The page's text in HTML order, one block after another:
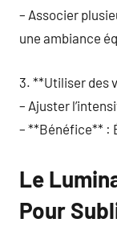
– Associer
une ambiance
3. **Utiliser des
– Ajuster
– **Bénéfice** :
Le
Pour